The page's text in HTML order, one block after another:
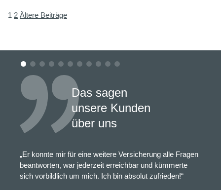
Seitennummerierung
Beiträge
1 2 Ältere Beiträge
Das sagen
unsere Kunden
über uns
„Er konnte mir für eine weitere Versicherung alle Fragen
beantworten, war jederzeit erreichbar und kümmerte
sich vorbildlich um mich. Ich bin absolut zufrieden!“